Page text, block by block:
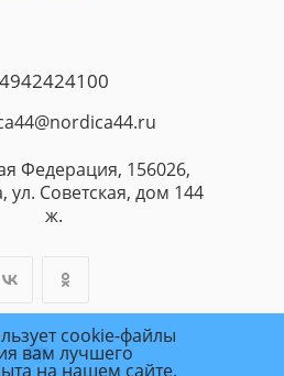
Федерация, 156026,
ул. Советская, дом 144
ж.
cookie-файлы
вам лучшего
на нашем сайте.